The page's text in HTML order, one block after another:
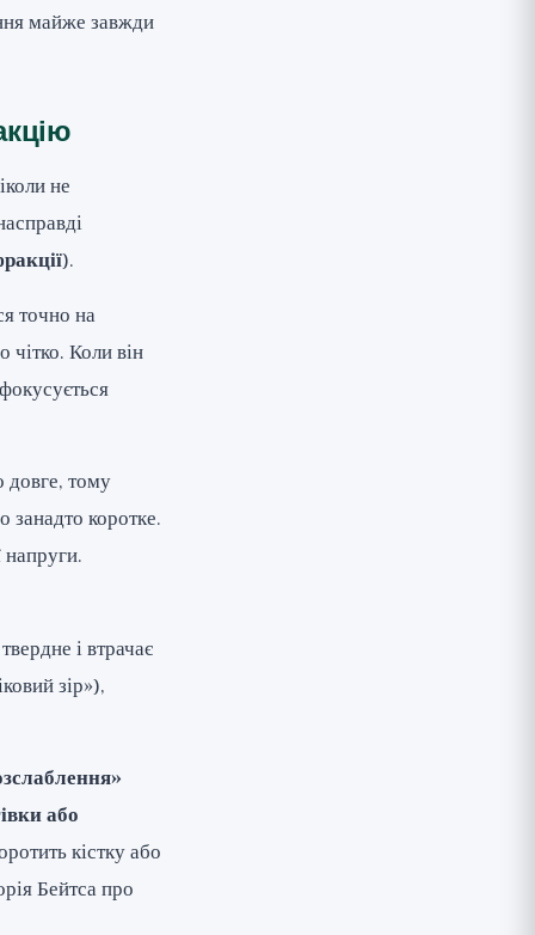
майже завжди
не
).
точно на
чітко. Коли він
довге, тому
занадто коротке.
і втрачає
зір»),
або
кістку або
Бейтса про